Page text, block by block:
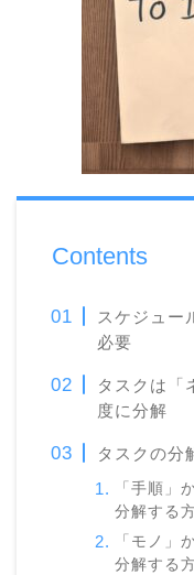
Contents
スケジュー
必要
タスクは「
度に分解
タスクの分
「手順」
分解する
「モノ」
分解する